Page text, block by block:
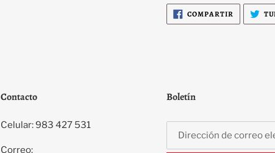
COMPARTIR
EN
FACEBOOK
Contacto
Celular: 983 427 531
Correo:
Boletín